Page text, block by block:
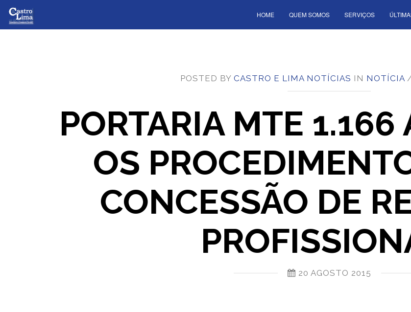
HOME QUEM SOMOS SERVIÇOS
POSTED BY CASTRO E LIMA NOTÍCIAS IN NOTÍCIA
PORTARIA MTE 1.166
OS
CONCESSÃO DE
20 AGOSTO 2015